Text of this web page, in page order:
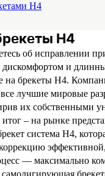
H4
H4
об исправлении
дискомфортом и
на брекеты H4.
лучшие мировые
их собственными
– на рынке
система H4,
— максимально